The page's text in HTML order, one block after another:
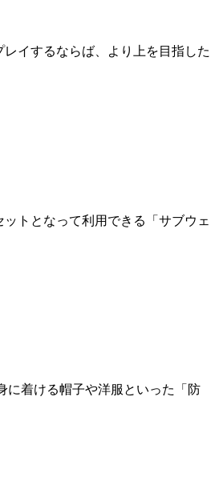
イするならば、より上を目指した
トとなって利用できる「サブウェ
着ける帽子や洋服といった「防